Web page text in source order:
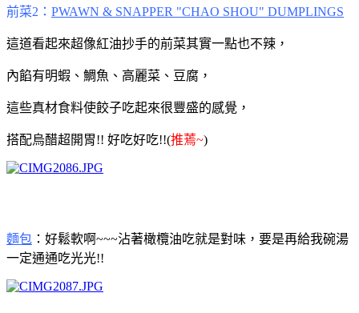
前菜2： PWAWN & SNAPPER "CHAO SHOU" DUMPLINGS
這道看起來超像紅油抄手的前菜其實一點也不辣，
內餡有明蝦、鯛魚、高麗菜、豆腐，
這些真材食料使餃子吃起來很豐盛的感覺，
搭配烏醋超開胃!! 好吃好吃!!(推蔫~)
麵包 ：好鬆軟啊~~~沾著橄欖油吃就是對味，要是再給我碗湯
一定通通吃光光!!